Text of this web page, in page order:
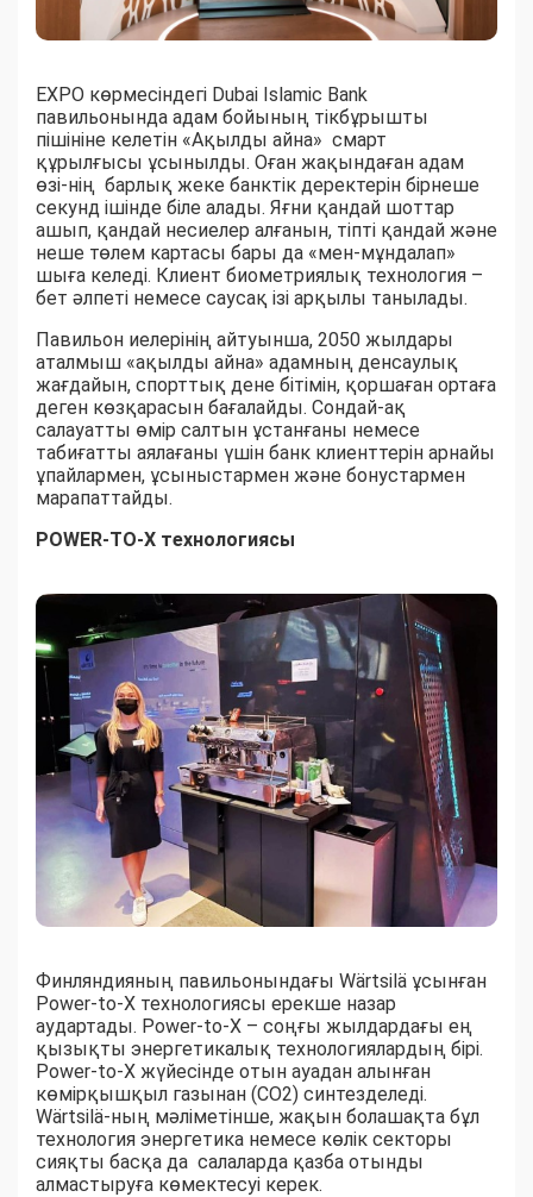
EXPO көрмесіндегі Dubai Islamic Bank
павильонында адам бойының тікбұрышты
пішініне келетін «Ақылды айна» смарт
құрылғысы ұсынылды. Оған жақындаған адам
өзі-нің барлық жеке банктік деректерін бірнеше
секунд ішінде біле алады. Яғни қандай шоттар
ашып, қандай несиелер алғанын, тіпті қандай және
неше төлем картасы бары да «мен-мұндалап»
шыға келеді. Клиент биометриялық технология –
бет әлпеті немесе саусақ ізі арқылы танылады.
Павильон иелерінің айтуынша, 2050 жылдары
аталмыш «ақылды айна» адамның денсаулық
жағдайын, спорттық дене бітімін, қоршаған ортаға
деген көзқарасын бағалайды. Сондай-ақ
салауатты өмір салтын ұстанғаны немесе
табиғатты аялағаны үшін банк клиенттерін арнайы
ұпайлармен, ұсыныстармен және бонустармен
марапаттайды.
POWER-TO-X технологиясы
Финляндияның павильонындағы Wärtsilä ұсынған
Power-to-X технологиясы ерекше назар
аудартады. Power-to-X – соңғы жылдардағы ең
қызықты энергетикалық технологиялардың бірі.
Power-to-X жүйесінде отын ауадан алынған
көмірқышқыл газынан (СО2) синтезделеді.
Wärtsilä-ның мәліметінше, жақын болашақта бұл
технология энергетика немесе көлік секторы
сияқты басқа да салаларда қазба отынды
алмастыруға көмектесуі керек.